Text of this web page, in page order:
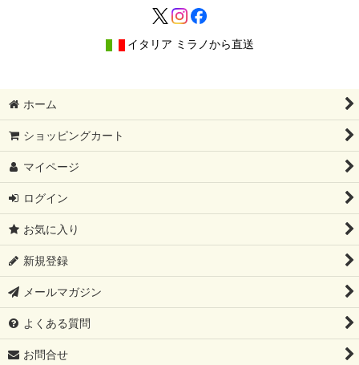
イタリア ミラノから直送
ホーム
ショッピングカート
マイページ
ログイン
お気に入り
新規登録
メールマガジン
よくある質問
お問合せ